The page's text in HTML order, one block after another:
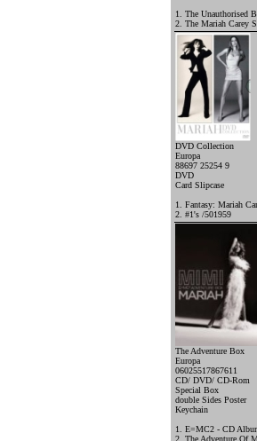
1. The Unauthorised
2. The Mariah Carey
DVD Collection
Europa
88697 25254 9
DVD
Card Slipcase
1. Fantasy: Mariah
2. #1's /501959
The Adventure Box
Europa
06025517867611
CD/ DVD/ CD-Rom
Special Box
double Sides Poster
Keychain
1. E=MC2 - CD
2. The Adventure Of